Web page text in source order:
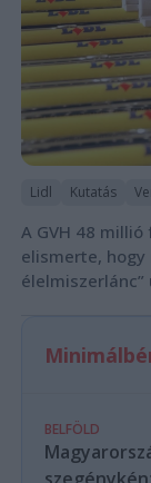
Lidl Kutatás
A GVH 48
elismerte,
BELFÖLD